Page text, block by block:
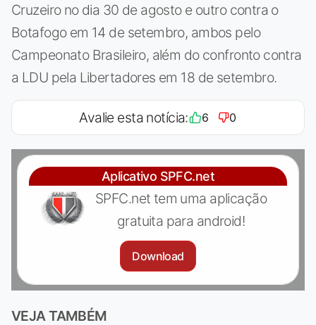
Cruzeiro no dia 30 de agosto e outro contra o
Botafogo em 14 de setembro, ambos pelo
Campeonato Brasileiro, além do confronto contra
a LDU pela Libertadores em 18 de setembro.
Avalie esta notícia: 6 0
Aplicativo SPFC.net
SPFC.net tem uma aplicação
gratuita para android!
Download
VEJA TAMBÉM